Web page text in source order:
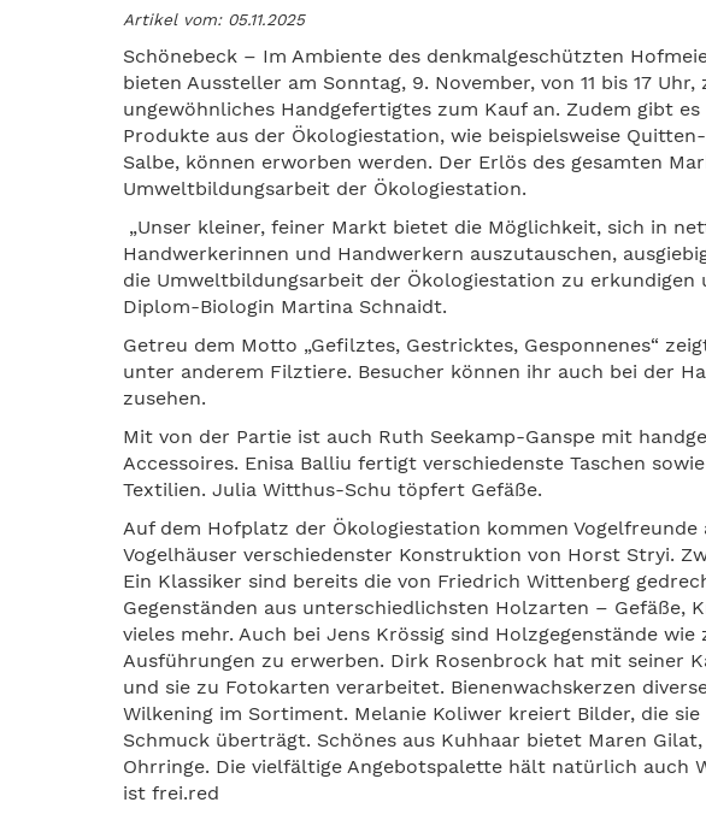
Artikel vom: 05.11.2025
Schönebeck – Im Ambiente des denkmalgeschützten
bieten Aussteller am Sonntag, 9. November, von 11 bis 17 Uhr,
ungewöhnliches Handgefertigtes zum Kauf an. Zudem gibt
Produkte aus der Ökologiestation, wie beispielsweise
Salbe, können erworben werden. Der Erlös des gesamten
Umweltbildungsarbeit der Ökologiestation.
„Unser kleiner, feiner Markt bietet die Möglichkeit, sich in
Handwerkerinnen und Handwerkern auszutauschen,
die Umweltbildungsarbeit der Ökologiestation zu erkundigen
Diplom-Biologin Martina Schnaidt.
Getreu dem Motto „Gefilztes, Gestricktes, Gesponnenes“
unter anderem Filztiere. Besucher können ihr auch bei der
zusehen.
Mit von der Partie ist auch Ruth Seekamp-Ganspe mit
Accessoires. Enisa Balliu fertigt verschiedenste Taschen
Textilien. Julia Witthus-Schu töpfert Gefäße.
Auf dem Hofplatz der Ökologiestation kommen
Vogelhäuser verschiedenster Konstruktion von Horst Stryi.
Ein Klassiker sind bereits die von Friedrich Wittenberg
Gegenständen aus unterschiedlichsten Holzarten – Gefäße,
vieles mehr. Auch bei Jens Krössig sind Holzgegenstände wie
Ausführungen zu erwerben. Dirk Rosenbrock hat mit seiner
und sie zu Fotokarten verarbeitet. Bienenwachskerzen
Wilkening im Sortiment. Melanie Koliwer kreiert Bilder, die
Schmuck überträgt. Schönes aus Kuhhaar bietet Maren
Ohrringe. Die vielfältige Angebotspalette hält natürlich auch
ist frei.red